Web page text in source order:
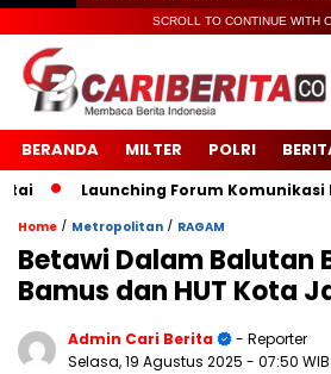
SCROLL TO CONTINUE WITH
BERANDA MILTER POLRI
Launching Forum Komunikasi
Home / Metropolitan / RAGAM
Betawi Dalam Balutan
Bamus dan HUT Kota
Admin Cari Berita
- Reporter
Selasa, 19 Agustus 2025 - 07:50 WIB